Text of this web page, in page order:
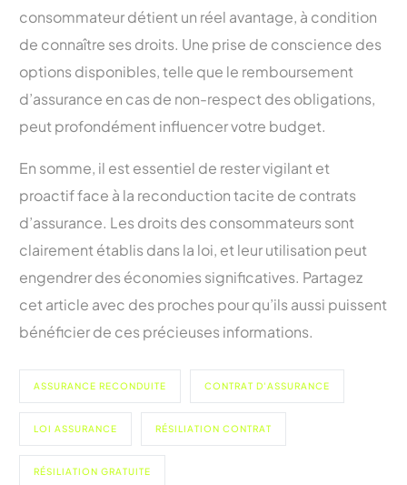
consommateur détient un réel avantage, à condition
de connaître ses droits. Une prise de conscience des
options disponibles, telle que le remboursement
d’assurance en cas de non-respect des obligations,
peut profondément influencer votre budget.
En somme, il est essentiel de rester vigilant et
proactif face à la reconduction tacite de contrats
d’assurance. Les droits des consommateurs sont
clairement établis dans la loi, et leur utilisation peut
engendrer des économies significatives. Partagez
cet article avec des proches pour qu’ils aussi puissent
bénéficier de ces précieuses informations.
ASSURANCE RECONDUITE CONTRAT D'ASSURANCE
LOI ASSURANCE RÉSILIATION CONTRAT
RÉSILIATION GRATUITE